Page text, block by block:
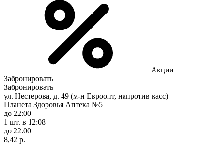
Акции
Забронировать
Забронировать
ул. Нестерова, д. 49 (м-н Евроопт, напротив касс)
Планета Здоровья Аптека №5
до 22:00
1 шт. в 12:08
до 22:00
8,42 р.